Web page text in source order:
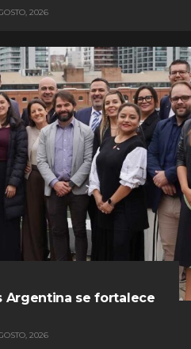
2026
Argentina se fortalece
2026